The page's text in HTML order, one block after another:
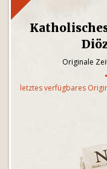
Originale
letztes verfügbares